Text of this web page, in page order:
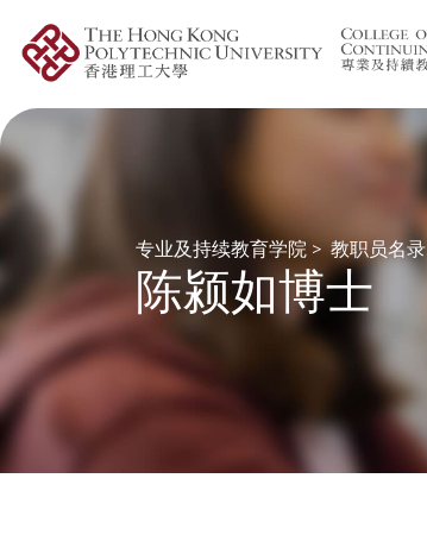
专业及持续教育学院 > 教职员名录
陈颍如博士